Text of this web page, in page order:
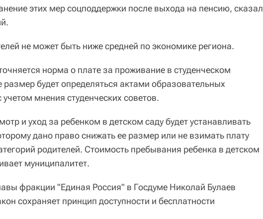
этих мер соцподдержки после выхода на пенсию, сказал
не может быть ниже средней по экономике региона.
норма о плате за проживание в студенческом
будет определяться актами образовательных
мнения студенческих советов.
и уход за ребенком в детском саду будет устанавливать
дано право снижать ее размер или не взимать плату
родителей. Стоимость пребывания ребенка в детском
муниципалитет.
фракции "Единая Россия" в Госдуме Николай Булаев
сохраняет принцип доступности и бесплатности